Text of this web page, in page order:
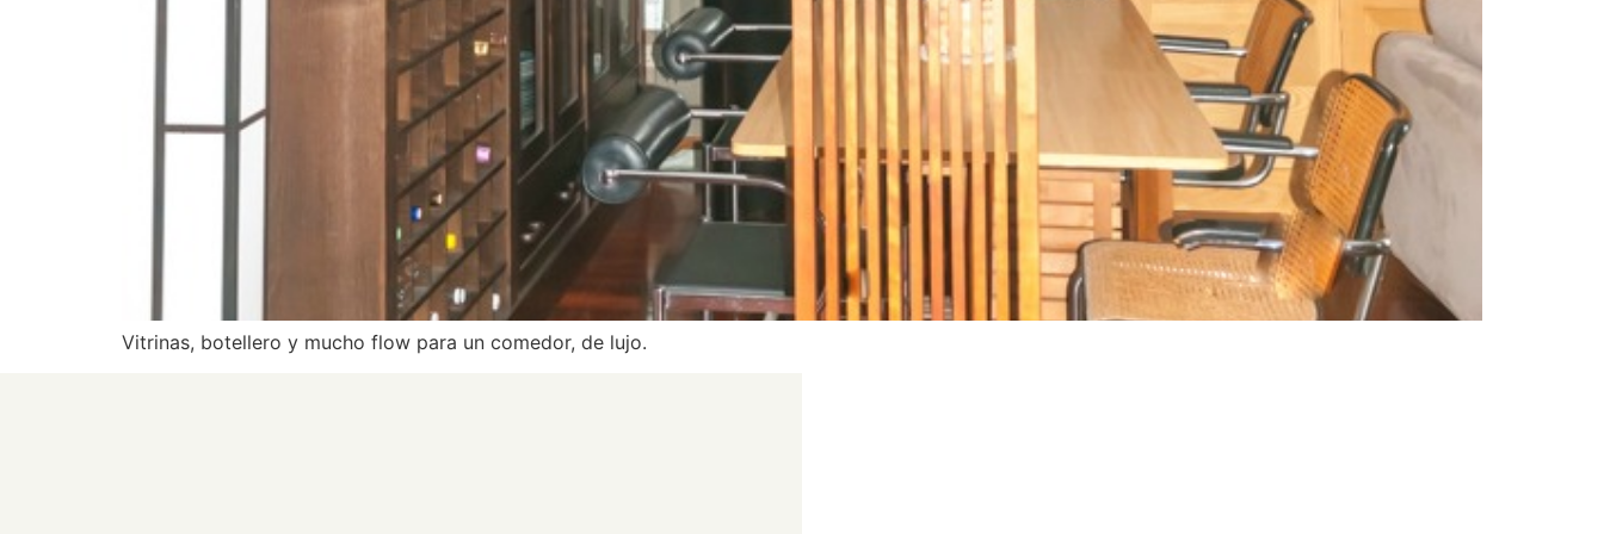
Vitrinas, botellero y mucho flow para un comedor, de lujo.